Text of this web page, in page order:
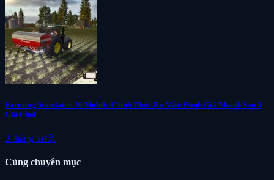
Farming Simulator 26 Mobile Chính Thức Ra Mắt: Đánh Giá Nhanh Sau 3
Giờ Chơi
2 tháng trước
Cùng chuyên mục